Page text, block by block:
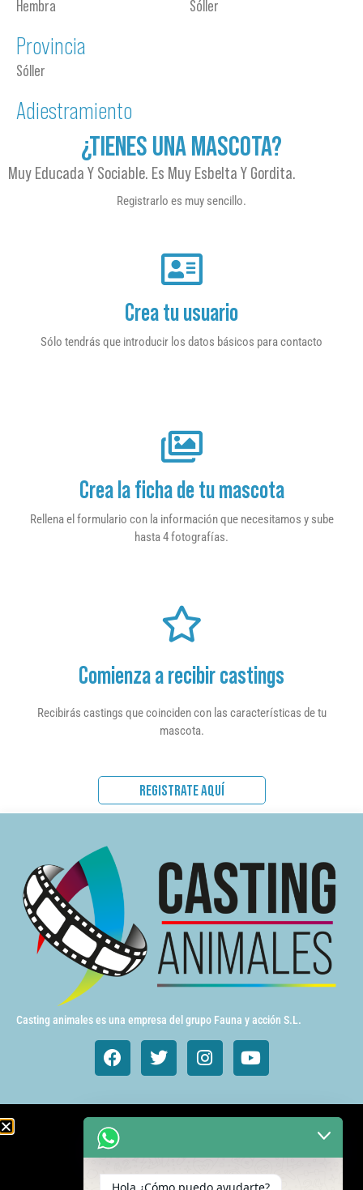
Hembra Sóller
Provincia
Sóller
Adiestramiento
¿TIENES UNA MASCOTA?
Muy Educada Y Sociable. Es Muy Esbelta Y Gordita.
Registrarlo es muy sencillo.
Crea tu usuario
Sólo tendrás que introducir los datos básicos para contacto
Crea la ficha de tu mascota
Rellena el formulario con la información que necesitamos y sube
hasta 4 fotografías.
Comienza a recibir castings
Recibirás castings que coinciden con las características de tu
mascota.
REGISTRATE AQUÍ
Casting animales es una empresa del grupo Fauna y acción S.L.
Animales de cine y TV